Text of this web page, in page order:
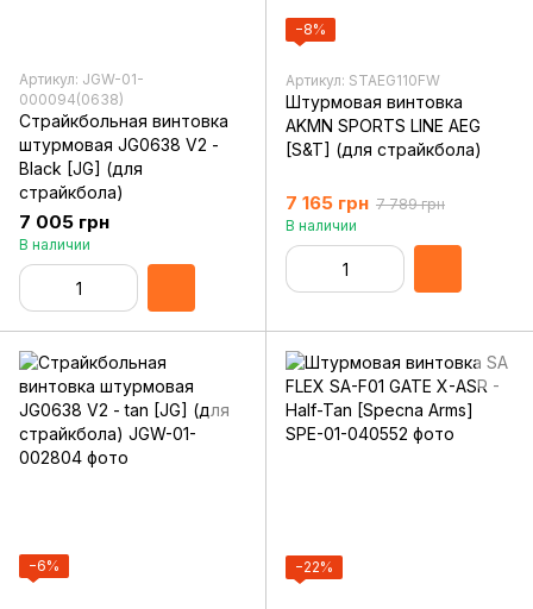
Артикул: JGW-01-
000094(0638)
Страйкбольная винтовка
штурмовая JG0638 V2 -
Black [JG] (для
страйкбола)
7 005 грн
В наличии
−8%
Артикул: STAEG110FW
Штурмовая винтовка
AKMN SPORTS LINE AEG
[S&T] (для страйкбола)
7 165 грн 7 789 грн
В наличии
−6% −22%